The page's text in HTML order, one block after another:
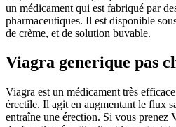
un médicament qui est fabriqué par
pharmaceutiques. Il est disponible
de crème, et de solution buvable.
Viagra generique pas
Viagra est un médicament très
érectile. Il agit en augmentant le flux
entraîne une érection. Si vous prenez